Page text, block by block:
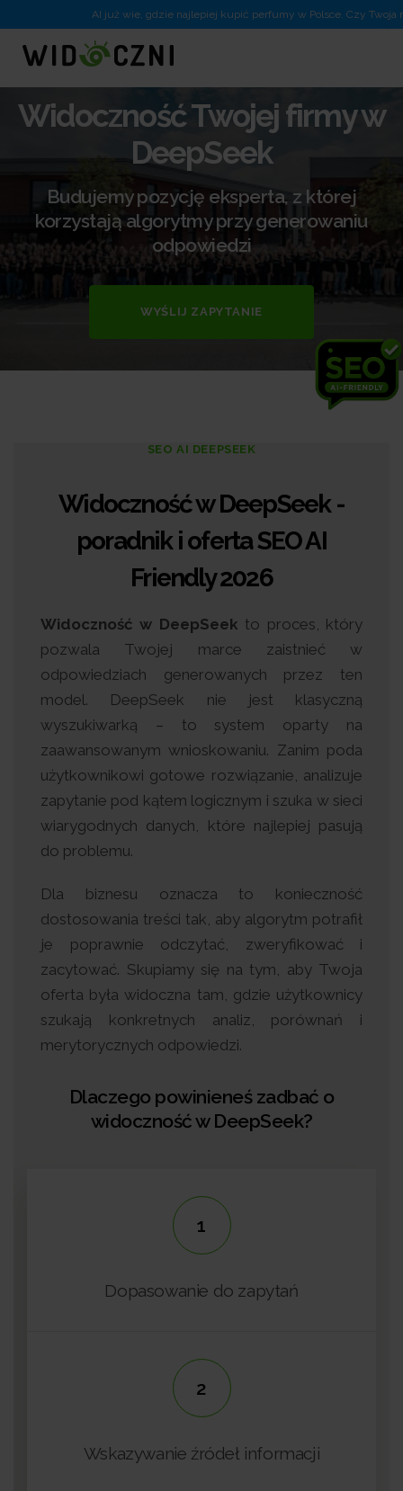
AI już wie, gdzie najlepiej kupić perfumy w Polsce. Czy Twoja
Widoczność Twojej firmy w
DeepSeek
Budujemy pozycję eksperta, z której
korzystają algorytmy przy generowaniu
odpowiedzi
WYŚLIJ ZAPYTANIE
SEO AI DEEPSEEK
Widocznośćw DeepSeek -
poradnik i oferta SEO AI
Friendly 2026
Widoczność w DeepSeek to proces, który
pozwala Twojej marce zaistnieć w
odpowiedziach generowanych przez ten
model. DeepSeek nie jest klasyczną
wyszukiwarką – to system oparty na
zaawansowanym wnioskowaniu. Zanim poda
użytkownikowi gotowe rozwiązanie, analizuje
zapytanie pod kątem logicznym i szuka w sieci
wiarygodnych danych, które najlepiej pasują
do problemu.
Dla biznesu oznacza to konieczność
dostosowania treści tak, aby algorytm potrafił
je poprawnie odczytać, zweryfikować i
zacytować. Skupiamy się na tym, aby Twoja
oferta była widoczna tam, gdzie użytkownicy
szukają konkretnych analiz, porównań i
merytorycznych odpowiedzi.
Dlaczego powinieneś zadbać o
widoczność w DeepSeek?
1
Dopasowanie do zapytań
2
Wskazywanie źródeł informacji